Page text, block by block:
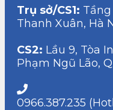
Trụ sở/CS1: Tầng
Thanh Xuân, Hà
CS2: Lầu 9, Tòa
Phạm Ngũ Lão,
0966.387.235